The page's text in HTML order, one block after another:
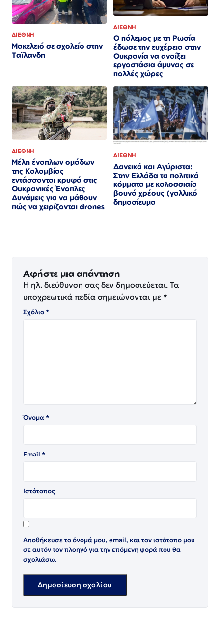
ΔΙΕΘΝΗ
Μακελειό σε σχολείο στην
Ταϊλανδη
ΔΙΕΘΝΗ
Ο πόλεμος με τη Ρωσία
έδωσε την ευχέρεια στην
Ουκρανία να ανοίξει
εργοστάσια άμυνας σε
πολλές χώρες
ΔΙΕΘΝΗ
Μέλη ένοπλων ομάδων
της Κολομβίας
εντάσσονται κρυφά στις
Ουκρανικές Ένοπλες
Δυνάμεις για να μάθουν
πώς να χειρίζονται drones
ΔΙΕΘΝΗ
Δανεικά και Αγύριστα:
Στην Ελλάδα τα πολιτικά
κόμματα με κολοσσιαίο
βουνό χρέους (γαλλικό
δημοσίευμα
Αφήστε μια απάντηση
Η ηλ. διεύθυνση σας δεν δημοσιεύεται. Τα
υποχρεωτικά πεδία σημειώνονται με *
Σχόλιο*
Όνομα*
Email *
Ιστότοπος
Αποθήκευσε το όνομά μου, email, και τον ιστότοπο μου
σε αυτόν τον πλοηγό για την επόμενη φορά που θα
σχολιάσω.